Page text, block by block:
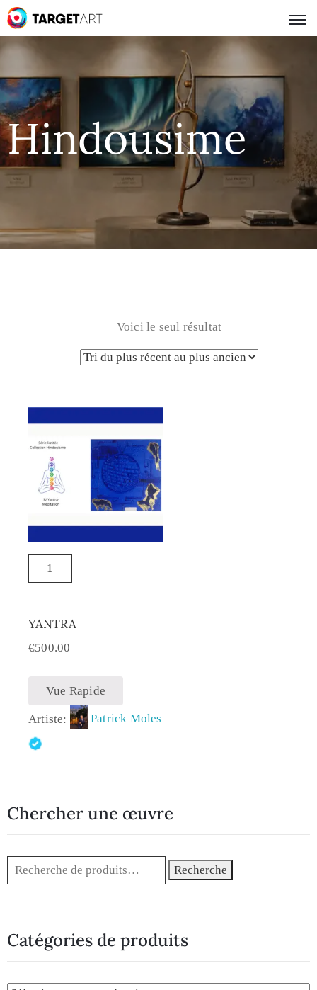
Hindousime
Voici le seul résultat
YANTRA
€500.00
Vue Rapide
Artiste: Patrick Moles
Chercher une œuvre
Recherche
Catégories de produits